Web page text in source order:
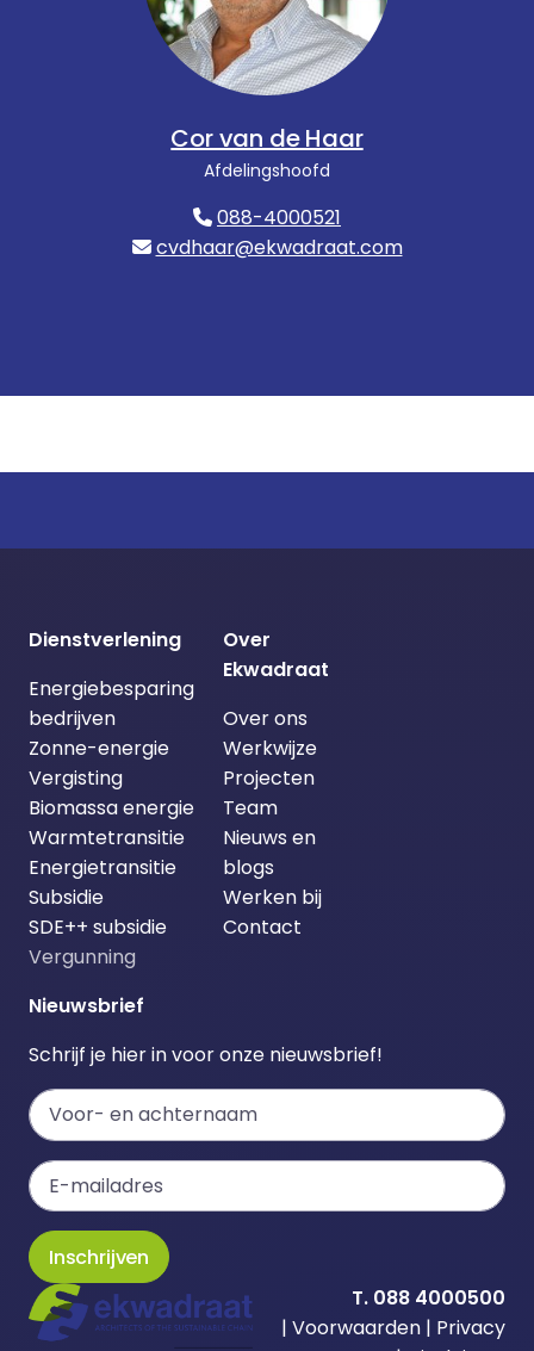
Cor van de Haar
Afdelingshoofd
088-4000521
cvdhaar@ekwadraat.com
Dienstverlening
Energiebesparing
bedrijven
Zonne-energie
Vergisting
Biomassa energie
Warmtetransitie
Energietransitie
Subsidie
SDE++ subsidie
Vergunning
Over
Ekwadraat
Over ons
Werkwijze
Projecten
Team
Nieuws en
blogs
Werken bij
Contact
Nieuwsbrief
Schrijf je hier in voor onze nieuwsbrief!
Inschrijven
T. 088 4000500
| Voorwaarden | Privacy